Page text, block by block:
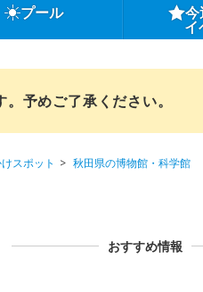
プール 今
イ
予めご了承ください。
スポット
秋田県の博物館・科学館
おすすめ情報